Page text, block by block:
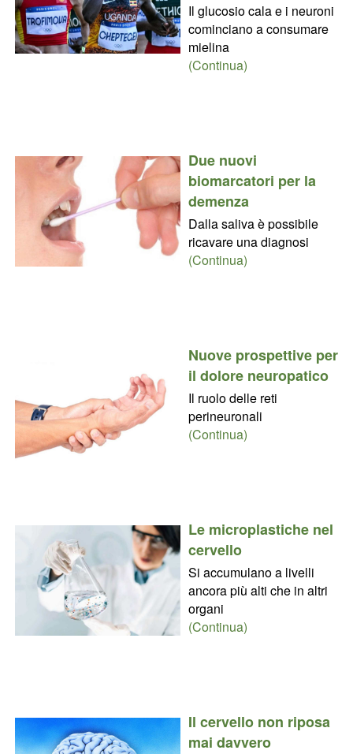
Il glucosio cala e i neuroni
cominciano a consumare
mielina
(Continua)
Due nuovi
biomarcatori per la
demenza
Dalla saliva è possibile
ricavare una diagnosi
(Continua)
Nuove prospettive per
il dolore neuropatico
Il ruolo delle reti
perineuronali
(Continua)
Le microplastiche nel
cervello
Si accumulano a livelli
ancora più alti che in altri
organi
(Continua)
Il cervello non riposa
mai davvero